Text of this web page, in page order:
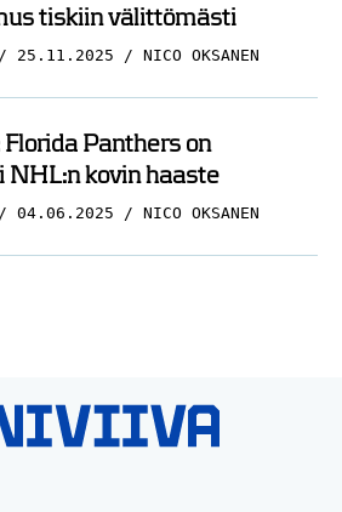
tiskiin välittömästi
25.11.2025 NICO OKSANEN
Panthers on
kovin haaste
04.06.2025 NICO OKSANEN